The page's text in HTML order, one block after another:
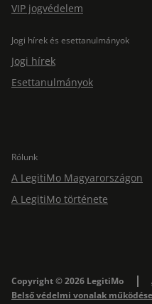
VIP jogvédelem
Jogi hírek és esettanulmányok
Jogi hírek
Esettanulmányok
Rólunk
A LegitiMo Magyarországon
A LegitiMo története
Copyright © 2026 LegitiMo
Belső védelmi vonalak működése